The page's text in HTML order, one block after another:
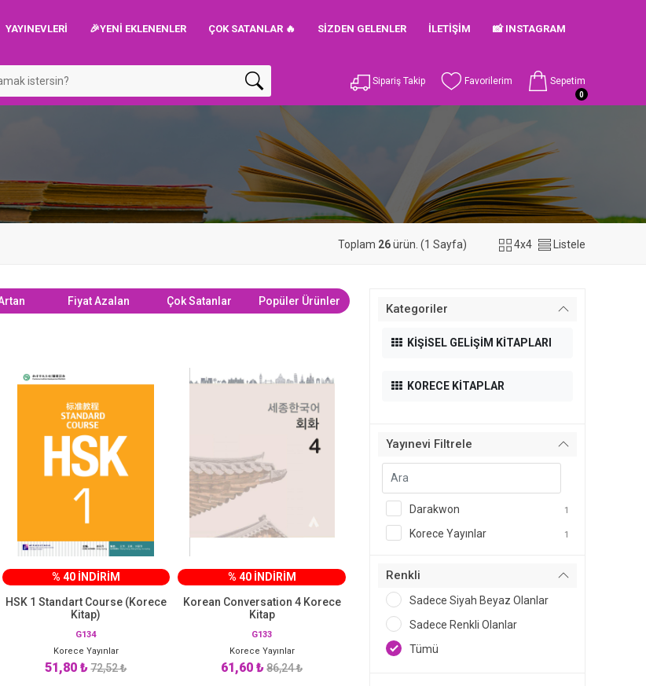
YAYINEVLERI 🎉YENİ EKLENENLER ÇOK SATANLAR 🔥 SIZDEN GELENLER İLETIŞIM 📸 INSTAGRAM
0
Sepetim
Favorilerim
Sipariş Takip
4x4 Listele
Toplam 26ürün. (1 Sayfa)
Fiyat Azalan Çok Satanlar Popüler Ürünler
% 40 İNDİRİM
HSK 1 Standart Course (Korece
Kitap)
G134
Korece Yayınlar
51,80 ₺ 72,52 ₺
% 40 İNDİRİM
Korean Conversation 4 Korece
Kitap
G133
Korece Yayınlar
61,60 ₺86,24 ₺
Kategoriler
KİŞİSEL GELİŞİM KİTAPLARI
KORECE KİTAPLAR
Yayınevi Filtrele
Darakwon 1
Korece Yayınlar 1
Renkli
Sadece Siyah Beyaz Olanlar
Sadece Renkli Olanlar
Tümü